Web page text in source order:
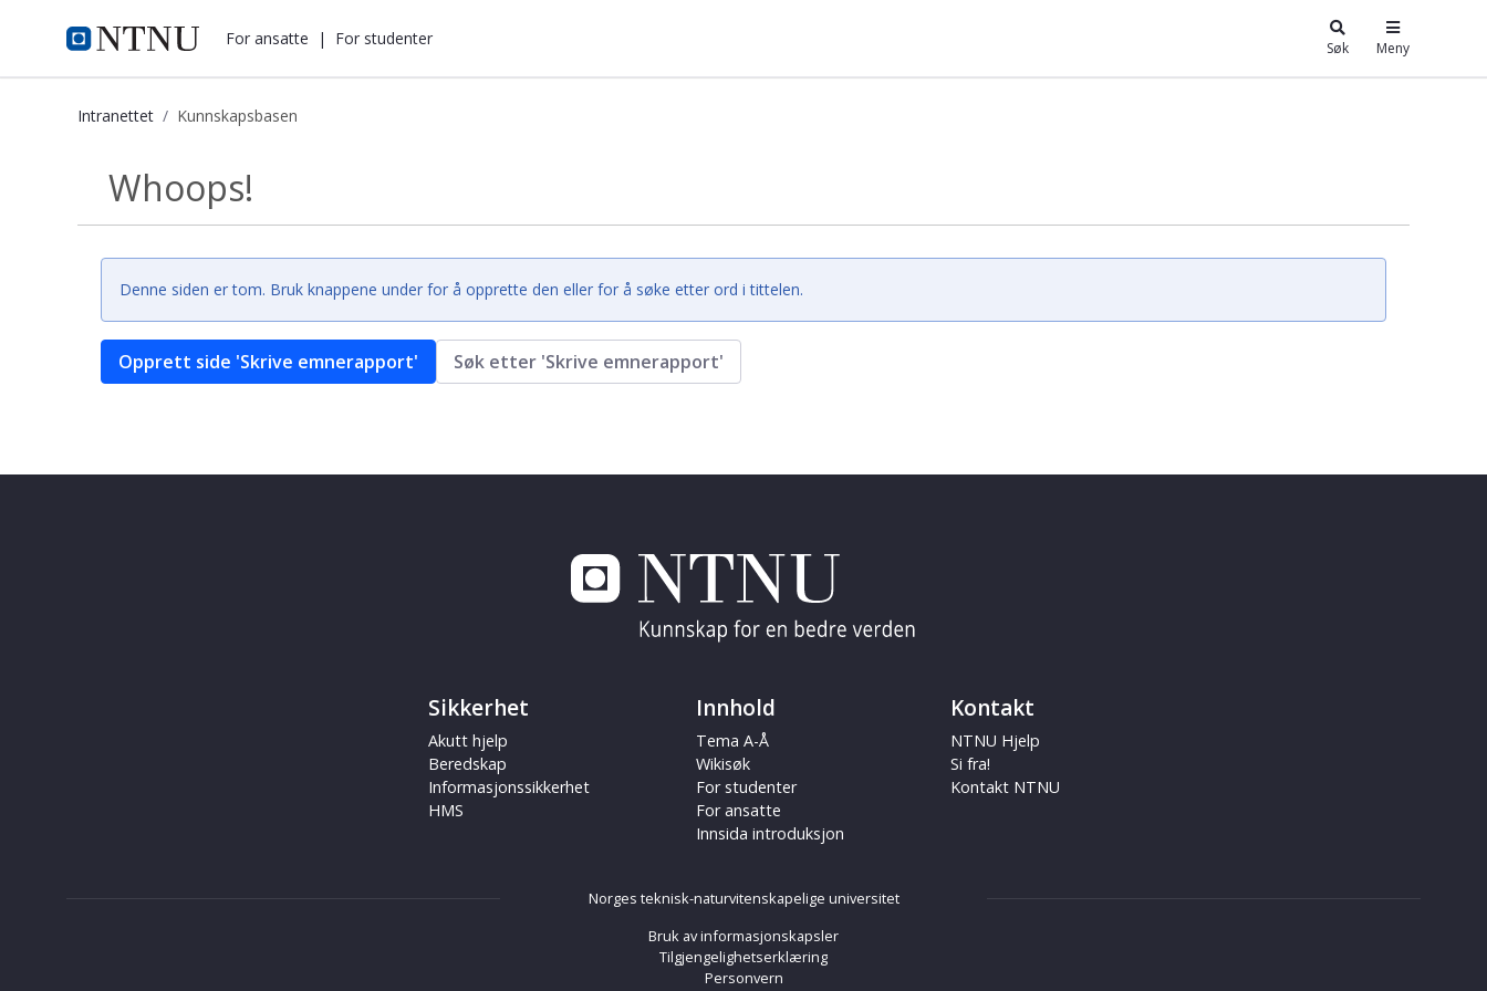
i.ntnu.no For ansatte | For studenter Søk Meny
Intranettet Kunnskapsbasen
Kunnskapsbasen
Tilbake
Whoops!
Denne siden er tom. Bruk knappene under for å opprette den eller for å søke etter ord i tittelen.
Opprett side 'Skrive emnerapport' Søk etter 'Skrive emnerapport'
Sikkerhet
Akutt hjelp
Beredskap
Informasjonssikkerhet
HMS
Innhold
Tema A-Å
Wikisøk
For studenter
For ansatte
Innsida introduksjon
Kontakt
NTNU Hjelp
Si fra!
Kontakt NTNU
Norges teknisk-naturvitenskapelige universitet
Bruk av informasjonskapsler
Tilgjengelighetserklæring
Personvern